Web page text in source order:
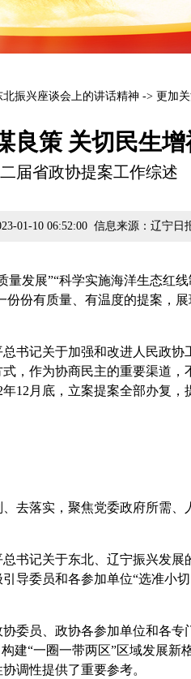
振兴座谈会上的讲话精神 -> 更加
良策 关切民生增
届省政协提案工作综述
01-10 06:52:00 信息来源：辽宁日
展”“科学实施海洋生态红线
份有质量、有温度的提案，
记关于加强和改进人民政协
，作为协商民主的重要渠道
12月底，立案提案全部办复
落实，聚焦党委政府所需、
记关于东北、辽宁振兴发展
导委员和各参加单位“选准小
员、政协各参加单位和各专
建“一圈一带两区”区域发展新
调性提供了重要参考。